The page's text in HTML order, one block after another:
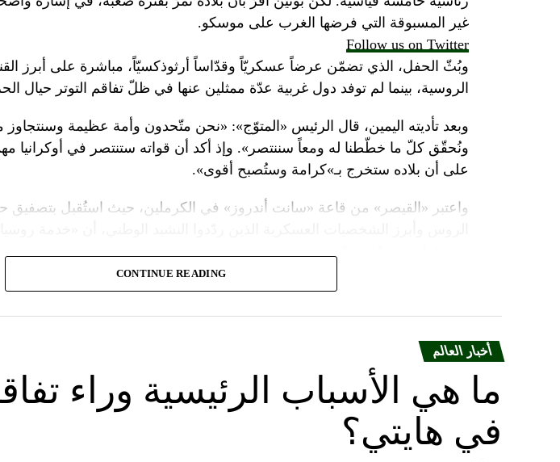
غير المسبوقة التي فرضها الغرب على موسكو.
Follow us on Twitter
وبُثّ الحفل، الذي تضمّن عرضاً عسكريّاً وقدّاساً أرثوذكسيّاً، مباشرة على أبرز
الروسية، بينما لم توفد دول غربية عدّة ممثلين عنها في ظلّ تفاقم التوتر حيال
وبعد تأديته اليمين، قال الرئيس «المتوّج»: «نحن متّحدون وأمة عظيمة وسنتجاوز
ونُحقّق كلّ ما خطّطنا له ومعاً سننتصر». وإذ أكد أن قواته ستنتصر في أوكرانيا
على أن بلاده ستخرج بـ»كرامة وستُصبح أقوى».
واعتبر «القيصر» من قاعة «سانت أندروز» في الكرملين، حيث استُقبل بتصفيق
وبعدما وقف بمفرده تحت المطر بينما شاهد عرضاً عسكريّاً، باركه رئيس الكنيسة
ويأتي حفل التولية قبل يومين على احتفال روسيا بـ»عيد النصر» في التاسع من
السلطات حواجز في وسط موسكو قبل المناسبتَين.
وفي تسجيل مصوّر قبل دقائق على توليته، وصفت أرملة المعارض أليكسي نافالني،
الرئيس الروسي، بالمخادع، مؤكدةً أن روسيا ستبقى غارقة في النزاعات طالما
CONTINUE READING
أخبار العالم
ما هي الأسباب الرئيسية وراء
في هايتي؟